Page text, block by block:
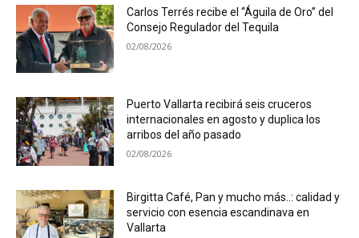
Carlos Terrés recibe el “Águila de Oro” del
Consejo Regulador del Tequila
02/08/2026
Puerto Vallarta recibirá seis cruceros
internacionales en agosto y duplica los
arribos del año pasado
02/08/2026
Birgitta Café, Pan y mucho más..: calidad y
servicio con esencia escandinava en
Vallarta